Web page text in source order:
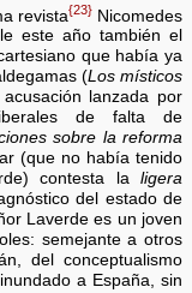
revista{23}Nicomedes
este año también el
que había ya
(Los místicos
lanzada por
de falta de
sobre la reforma
(que no había tenido
contesta la ligera
del estado de
Laverde es un joven
semejante a otros
del conceptualismo
a España, sin